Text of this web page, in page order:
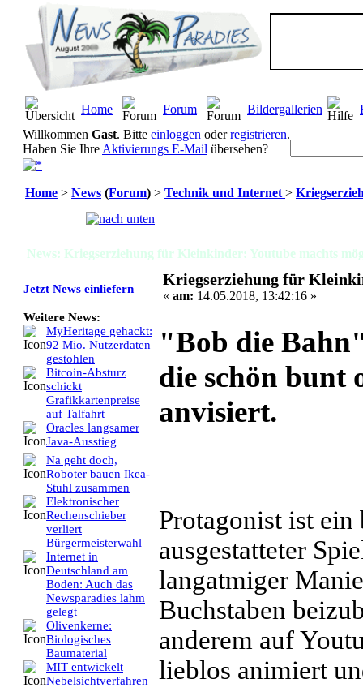
Home Forum Bildergallerien
Willkommen Gast. Bitte einloggen oderregistrieren.
Haben Sie Ihre Aktivierungs E-Mail übersehen?
Home > News (Forum) > Technik und Internet >
News: Kriegserziehung für Kleinkinder: Youtube machts
Jetzt News einliefern
Weitere News:
MyHeritage gehackt:
92 Mio. Nutzerdaten
gestohlen
Bitcoin-Absturz
schickt
Grafikkartenpreise
auf Talfahrt
Oracles langsamer
Java-Ausstieg
Na geht doch,
Roboter bauen Ikea-
Stuhl zusammen
Elektronischer
Rechenschieber
verliert
Bürgermeisterwahl
Internet in
Deutschland am
Boden: Auch das
Newsparadies lahm
gelegt
Olivenkerne:
Biologisches
Baumaterial
MIT entwickelt
Nebelsichtverfahren
Kriegserziehung für
« am: 14.05.2018, 13:42:16 »
"Bob die
die schön bunt
anvisiert.
Protagonist ist
ausgestatteter
langatmiger
Buchstaben
anderem auf
lieblos animiert